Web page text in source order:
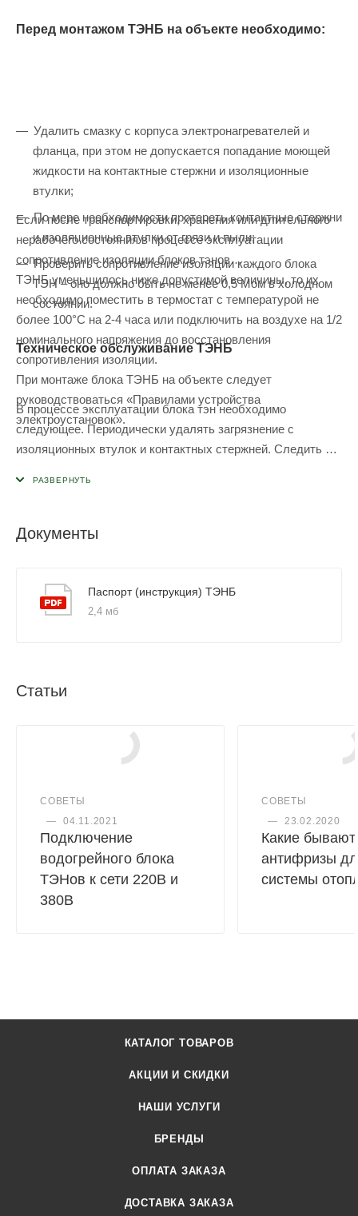
Перед монтажом ТЭНБ на объекте необходимо:
Удалить смазку с корпуса электронагревателей и
фланца, при этом не допускается попадание моющей
жидкости на контактные стержни и изоляционные
втулки;
По мере необходимости протереть контактные стержни
и изоляционные втулки от грязи и пыли;
Проверить сопротивление изоляции каждого блока
ТЭН – оно должно быть не менее 0,5 Мом в холодном
состоянии.
Если после транспортировки, хранения или длительного
нерабочего состояния в процессе эксплуатации
сопротивление изоляции блоков тэнов
ТЭНБ уменьшилось ниже допустимой величины, то их
необходимо поместить в термостат с температурой не
более 100°С на 2-4 часа или подключить на воздухе на 1/2
номинального напряжения до восстановления
сопротивления изоляции.
При монтаже блока ТЭНБ на объекте следует
руководствоваться «Правилами устройства
электроустановок».
Техническое обслуживание ТЭНБ
В процессе эксплуатации блока тэн необходимо
следующее. Периодически удалять загрязнение с
изоляционных втулок и контактных стержней. Следить за
Периодически очищать поверхность корпуса
Документы
Паспорт (инструкция) ТЭНБ
2,4 мб
Статьи
СОВЕТЫ
—
04.11.2021
Подключение
водогрейного блока
ТЭНов к сети 220В и
380В
СОВЕТЫ
—
23.02.2020
Какие бывают
антифризы
системы
КАТАЛОГ ТОВАРОВ
АКЦИИ И СКИДКИ
НАШИ УСЛУГИ
БРЕНДЫ
ОПЛАТА ЗАКАЗА
ДОСТАВКА ЗАКАЗА